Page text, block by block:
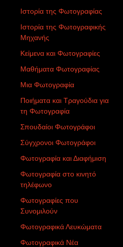
Ιστορία της Φωτογραφίας
Ιστορία της Φωτογραφικής
Μηχανής
Κείμενα και Φωτογραφίες
Μαθήματα Φωτογραφίας
Μια Φωτογραφία
Ποιήματα και Τραγούδια για
τη Φωτογραφία
Σπουδαίοι Φωτογράφοι
Σύγχρονοι Φωτογράφοι
Φωτογραφία και Διαφήμιση
Φωτογραφία στο κινητό
τηλέφωνο
Φωτογραφίες που
Συνομιλούν
Φωτογραφικά Λευκώματα
Φωτογραφικά Νέα